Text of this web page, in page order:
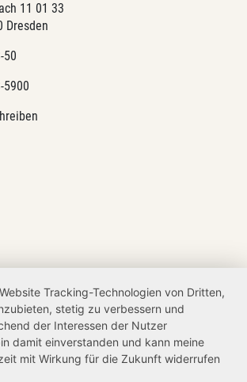
11 01 33
Dresden
50
5900
Tracking-Technologien von Dritten,
stetig zu verbessern und
der Interessen der Nutzer
damit einverstanden und kann meine
mit Wirkung für die Zukunft widerrufen